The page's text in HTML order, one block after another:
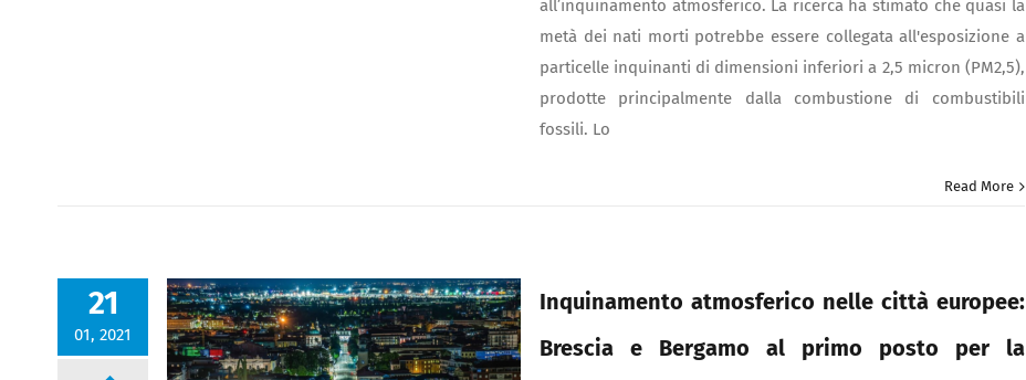
all’inquinamento atmosferico. La ricerca ha stimato che quasi la
metà dei nati morti potrebbe essere collegata all'esposizione a
particelle inquinanti di dimensioni inferiori a 2,5 micron (PM2,5),
prodotte principalmente dalla combustione di combustibili
fossili. Lo
Read More
21
01, 2021
Inquinamento atmosferico nelle città europee:
Brescia e Bergamo al primo posto per la